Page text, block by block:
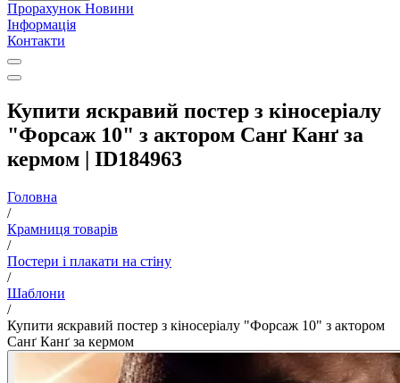
Прорахунок Новини
Інформація
Контакти
Купити яскравий постер з кіносеріалу
"Форсаж 10" з актором Санґ Канґ за
кермом | ID184963
Головна
/
Крамниця товарів
/
Постери і плакати на стіну
/
Шаблони
/
Купити яскравий постер з кіносеріалу "Форсаж 10" з актором
Санґ Канґ за кермом